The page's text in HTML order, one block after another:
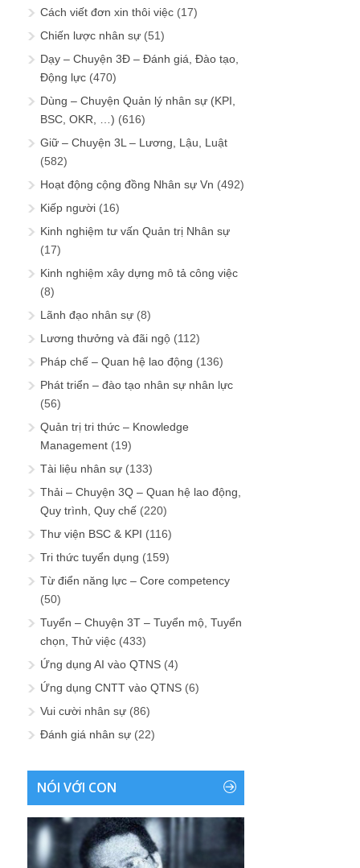
Cách viết đơn xin thôi việc (17)
Chiến lược nhân sự (51)
Dạy – Chuyện 3Đ – Đánh giá, Đào tạo,
Động lực (470)
Dùng – Chuyện Quản lý nhân sự (KPI,
BSC, OKR, …) (616)
Giữ – Chuyện 3L – Lương, Lậu, Luật
(582)
Hoạt động cộng đồng Nhân sự Vn (492)
Kiếp người (16)
Kinh nghiệm tư vấn Quản trị Nhân sự
(17)
Kinh nghiệm xây dựng mô tả công việc
(8)
Lãnh đạo nhân sự (8)
Lương thưởng và đãi ngộ (112)
Pháp chế – Quan hệ lao động (136)
Phát triển – đào tạo nhân sự nhân lực
(56)
Quản trị tri thức – Knowledge
Management (19)
Tài liệu nhân sự (133)
Thải – Chuyện 3Q – Quan hệ lao động,
Quy trình, Quy chế (220)
Thư viện BSC & KPI (116)
Tri thức tuyển dụng (159)
Từ điển năng lực – Core competency
(50)
Tuyển – Chuyện 3T – Tuyển mộ, Tuyển
chọn, Thử việc (433)
Ứng dụng AI vào QTNS (4)
Ứng dụng CNTT vào QTNS (6)
Vui cười nhân sự (86)
Đánh giá nhân sự (22)
NÓI VỚI CON